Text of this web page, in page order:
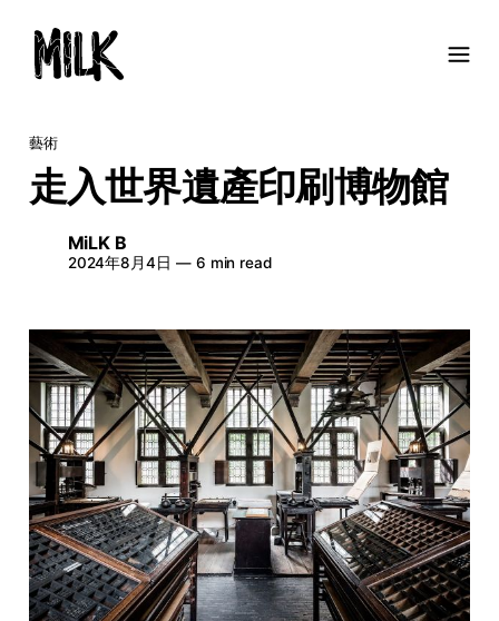
藝術
走入世界遺產印刷博物館
MiLK B
2024年8月4日 —6 min read